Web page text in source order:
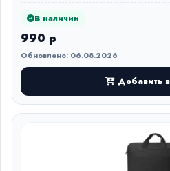
В наличии
990 р
Обновлено: 06.08.2026
Добавить